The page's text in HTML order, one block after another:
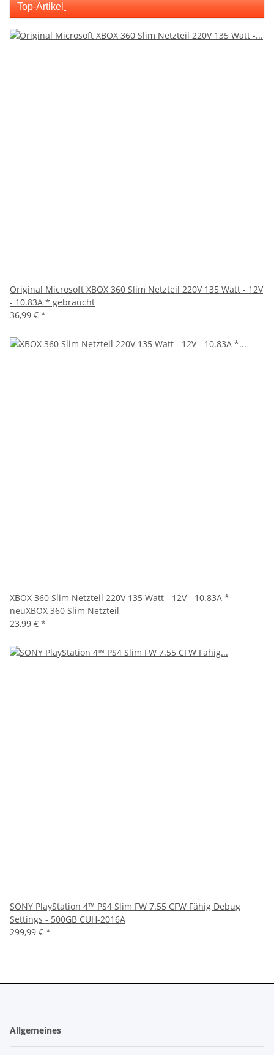
Top-Artikel
Original Microsoft XBOX 360 Slim Netzteil 220V 135 Watt - 12V
- 10.83A * gebraucht
36,99 € *
XBOX 360 Slim Netzteil 220V 135 Watt - 12V - 10.83A *
neuXBOX 360 Slim Netzteil
23,99 € *
SONY PlayStation 4™ PS4 Slim FW 7.55 CFW Fähig Debug
Settings - 500GB CUH-2016A
299,99 € *
Allgemeines